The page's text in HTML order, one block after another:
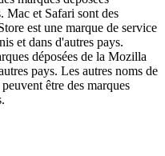
Mac et Safari sont des
est une marque de service
et dans d'autres pays.
déposées de la Mozilla
pays. Les autres noms de
être des marques